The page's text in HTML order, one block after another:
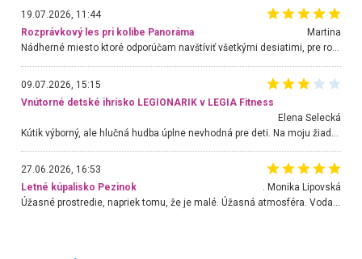
19.07.2026, 11:44
Rozprávkový les pri kolibe Panoráma
Martina
Nádherné miesto ktoré odporúčam navštíviť všetkými desiatimi, pre rodiny s deťmi, dôchodcom... Proste a jednoducho ozaj rozprávkový les.. určite ešte prídeme. Odniesli sme si na pamiatku krásne tričká,
09.07.2026, 15:15
Vnútorné detské ihrisko LEGIONARIK v LEGIA Fitness
Elena Selecká
27.06.2026, 16:53
Letné kúpalisko Pezinok
. Monika Lipovská
Úžasné prostredie, napriek tomu, že je malé. Úžasná atmosféra. Voda fantastická a nádherná. Ľudí je pomerne veľa, ale su mili a ohľaduplní. Je veľmi zaujímavé sledovať, ako dokážu spolu športovať cudzí ľudia a bez ohľadu na vek. Vládne tu pohoda. Vnuka neviem dostať z vody. Ďakujem za krásny deň . Urcite sa sem vrátim. Jediný problém je s parkovaním, ale aj ten sa mi podarilo vyriešiť. Monika Bratislava